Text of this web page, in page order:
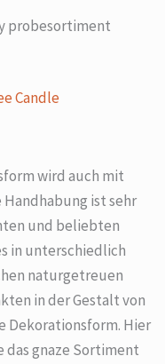
Candle
wird auch mit
ist sehr
und beliebten
in unterschiedlich
naturgetreuen
in der Gestalt von
Dekorationsform. Hier
das gnaze Sortiment